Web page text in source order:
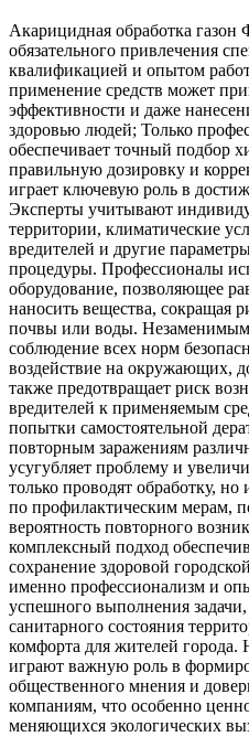
Акарицидная обработка газон
обязательного привлечения
квалификацией и опытом
применение средств может
эффективности и даже
здоровью людей; Только
обеспечивает точный подбор
правильную дозировку и
играет ключевую роль в
Эксперты учитывают
территории, климатические
вредителей и другие
процедуры. Профессионалы
оборудование, позволяющее
наносить вещества, сокращая
почвы или воды. Незаменимым
соблюдение всех норм
воздействие на окружающих,
также предотвращает риск
вредителей к применяемым
попытки самостоятельной
повторным заражениям
усугубляет проблему и
только проводят обработку,
по профилактическим мерам,
вероятность повторного
комплексный подход
сохранение здоровой
именно профессионализм и
успешного выполнения
санитарного состояния
комфорта для жителей города.
играют важную роль в
общественного мнения и
компаниям, что особенно
меняющихся экологических